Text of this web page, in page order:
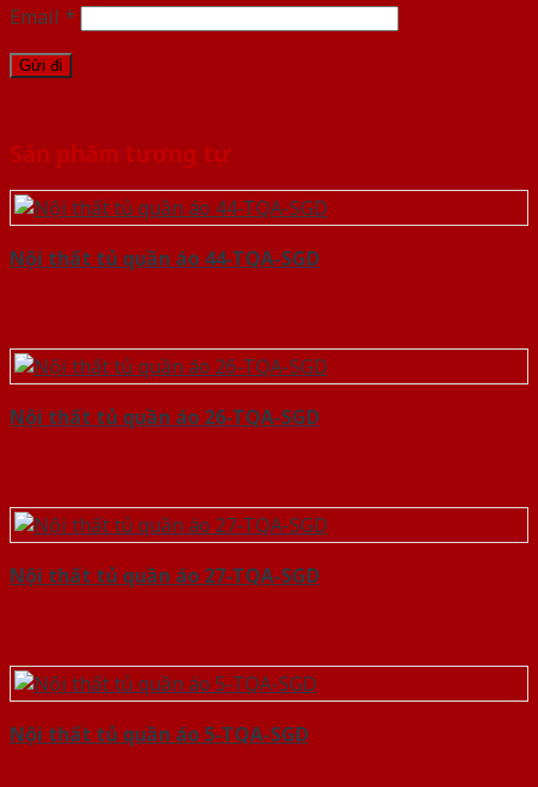
Email *
Sản phẩm tương tự
Nội thất tủ quần áo 44-TQA-SGD
Nội thất tủ quần áo 26-TQA-SGD
Nội thất tủ quần áo 27-TQA-SGD
Nội thất tủ quần áo 5-TQA-SGD